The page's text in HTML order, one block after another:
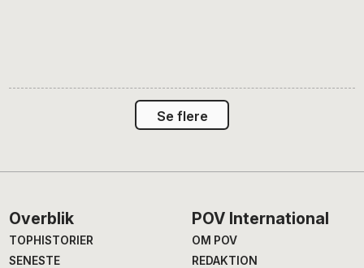
Se flere
Footer
Overblik
TOPHISTORIER
SENESTE
POV International
OM POV
REDAKTION